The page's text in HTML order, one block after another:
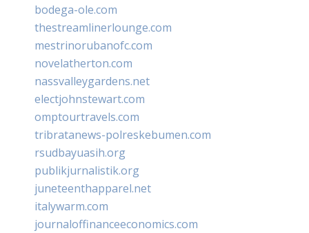
bodega-ole.com
thestreamlinerlounge.com
mestrinorubanofc.com
novelatherton.com
nassvalleygardens.net
electjohnstewart.com
omptourtravels.com
tribratanews-polreskebumen.com
rsudbayuasih.org
publikjurnalistik.org
juneteenthapparel.net
italywarm.com
journaloffinanceeconomics.com